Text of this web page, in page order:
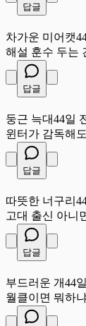
답글
차가운 미어캣
해설 훈수 두는
답글
둥근 늑대44일
윈터가 감독해
답글
따뜻한 너구리
고대 출신 아니
답글
부드러운 개44
월클이면 뭐하